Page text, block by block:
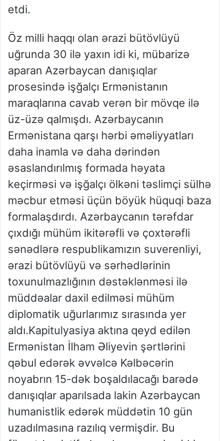
etdi.
Öz milli haqqı olan ərazi bütövlüyü
uğrunda 30 ilə yaxın idi ki, mübarizə
aparan Azərbaycan danışıqlar
prosesində işğalçı Ermənistanın
maraqlarına cavab verən bir mövqe ilə
üz-üzə qalmışdı. Azərbaycanın
Ermənistana qarşı hərbi əməliyyatları
daha inamla və daha dərindən
əsaslandırılmış formada həyata
keçirməsi və işğalçı ölkəni təslimçi sülhə
məcbur etməsi üçün böyük hüquqi baza
formalaşdırdı. Azərbaycanın tərəfdar
çıxdığı mühüm ikitərəfli və çoxtərəfli
sənədlərə respublikamızın suverenliyi,
ərazi bütövlüyü və sərhədlərinin
toxunulmazlığının dəstəklənməsi ilə
müddəalar daxil edilməsi mühüm
diplomatik uğurlarımız sırasında yer
aldı.Kapitulyasiya aktına qeyd edilən
Ermənistan İlham Əliyevin şərtlərini
qəbul edərək əvvəlcə Kəlbəcərin
noyabrın 15-dək boşaldılacağı barədə
danışıqlar aparılsada lakin Azərbaycan
humanistlik edərək müddətin 10 gün
uzadılmasına razılıq vermişdir. Bu